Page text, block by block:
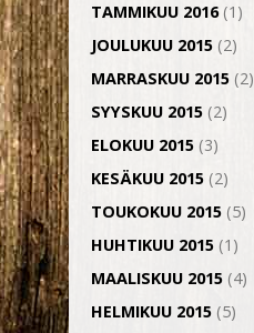
TAMMIKUU 2016(1)
JOULUKUU 2015 (2)
MARRASKUU 2015 (2)
SYYSKUU 2015 (2)
ELOKUU 2015 (3)
KESÄKUU 2015 (2)
TOUKOKUU 2015 (5)
HUHTIKUU 2015 (1)
MAALISKUU 2015 (4)
HELMIKUU 2015 (5)